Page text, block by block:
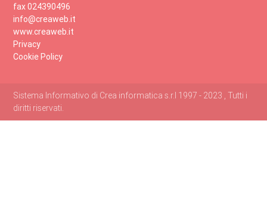
fax 024390496
info@creaweb.it
www.creaweb.it
Privacy
Cookie Policy
Sistema Informativo di Crea informatica s.r.l 1997 - 2023 , Tutti i
diritti riservati.